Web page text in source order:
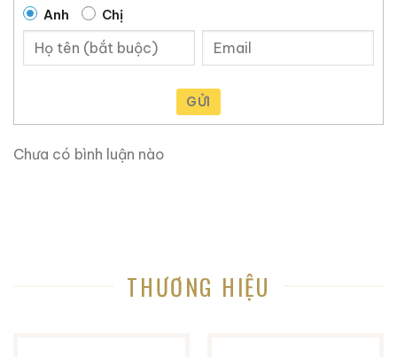
700ml / 40%
Anh Chị
GỬI
Chưa có bình luận nào
THƯƠNG HIỆU